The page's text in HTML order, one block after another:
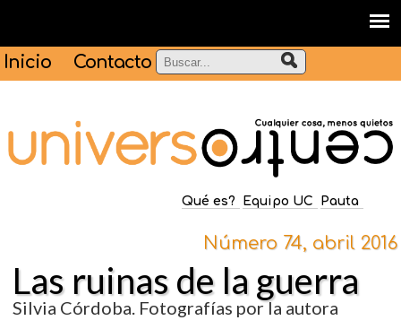
Inicio Contacto
Qué es? Equipo UC Pauta
Número 74, abril 2016
Las ruinas de la guerra
Silvia Córdoba. Fotografías por la autora